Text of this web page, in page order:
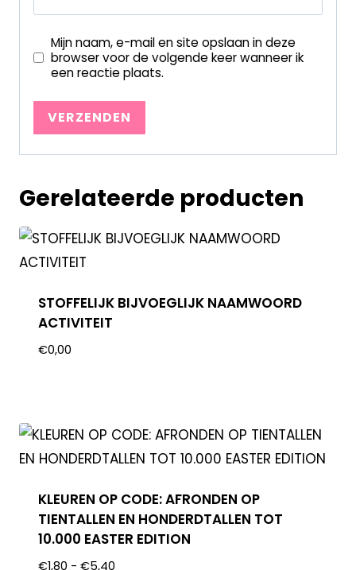
Mijn naam, e-mail en site opslaan in deze
browser voor de volgende keer wanneer ik
een reactie plaats.
Gerelateerde producten
STOFFELIJK BIJVOEGLIJK NAAMWOORD
ACTIVITEIT
€0,00
KLEUREN OP CODE: AFRONDEN OP
TIENTALLEN EN HONDERDTALLEN TOT
10.000 EASTER EDITION
€1,80 - €5,40